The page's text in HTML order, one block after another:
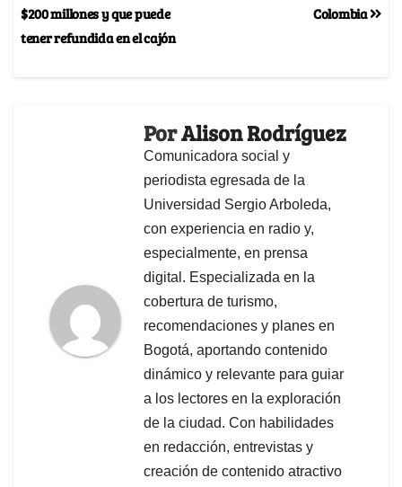
Colombia
$200 millones y que puede
tener refundida en el cajón
PorAlison Rodríguez
Comunicadora social y
periodista egresada de la
Universidad Sergio Arboleda,
con experiencia en radio y,
especialmente, en prensa
digital. Especializada en la
cobertura de turismo,
recomendaciones y planes en
Bogotá, aportando contenido
dinámico y relevante para guiar
a los lectores en la exploración
de la ciudad. Con habilidades
en redacción, entrevistas y
creación de contenido atractivo